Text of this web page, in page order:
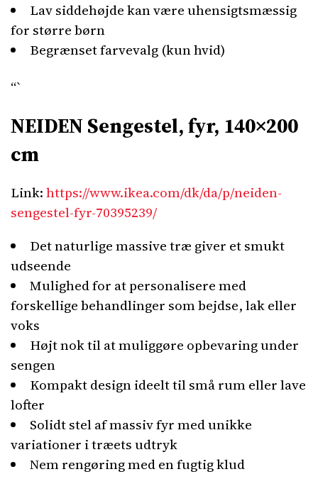
Lav siddehøjde kan være uhensigtsmæssig
for større børn
Begrænset farvevalg (kun hvid)
“`
NEIDEN Sengestel, fyr, 140×200
cm
Link:https://www.ikea.com/dk/da/p/neiden-
sengestel-fyr-70395239/
Det naturlige massive træ giver et smukt
udseende
Mulighed for at personalisere med
forskellige behandlinger som bejdse, lak eller
voks
Højt nok til at muliggøre opbevaring under
sengen
Kompakt design ideelt til små rum eller lave
lofter
Solidt stel af massiv fyr med unikke
variationer i træets udtryk
Nem rengøring med en fugtig klud